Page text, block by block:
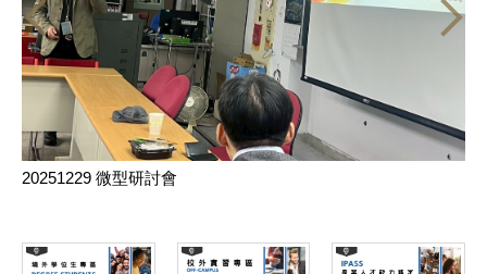
20251229 微型研討會